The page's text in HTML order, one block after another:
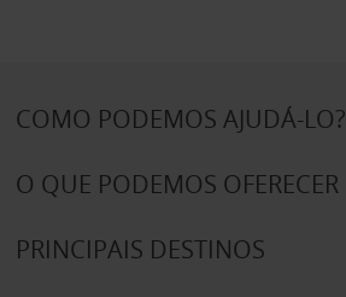
COMO PODEMOS AJUDÁ-LO?
O QUE PODEMOS OFERECER
PRINCIPAIS DESTINOS